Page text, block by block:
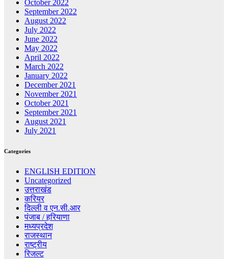
October 2022
September 2022
August 2022
July 2022
June 2022
May 2022
April 2022
March 2022
January 2022
December 2021
November 2021
October 2021
September 2021
August 2021
July 2021
Categories
ENGLISH EDITION
Uncategorized
उत्तराखंड
करियर
दिल्ली व एन.सी.आर
पंजाब / हरियाणा
मध्यप्रदेश
राजस्थान
राष्ट्रीय
रिजल्ट